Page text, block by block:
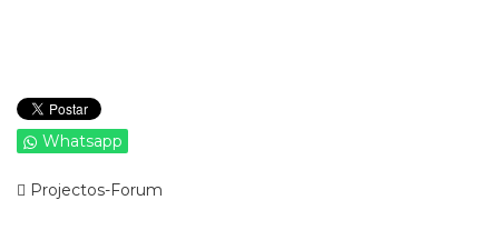
Whatsapp
Projectos-Forum